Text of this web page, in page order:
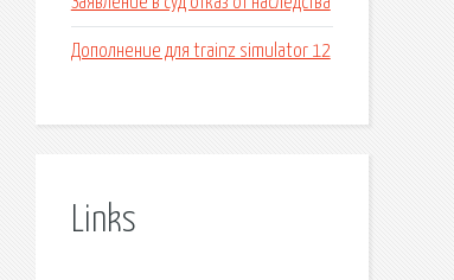
Дополнение для trainz simulator 12
Links